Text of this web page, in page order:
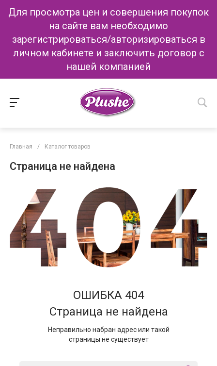
Для просмотра цен и совершения покупок
на сайте вам необходимо
зарегистрироваться/авторизироваться в
личном кабинете и заключить договор с
нашей компанией
Главная / Каталог товаров
Страница не найдена
ОШИБКА 404
Страница не найдена
Неправильно набран адрес или такой
страницы не существует